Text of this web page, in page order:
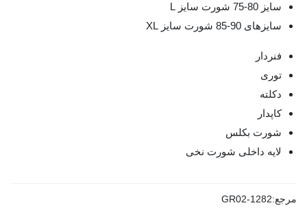
سایز 80-75 شورت سایز L
سایزهای 90-85 شورت سایز XL
فنردار
توری
دکلته
کاپدار
شورت بکلس
لایه داخلی شورت نخی
مرجع:GR02-1282